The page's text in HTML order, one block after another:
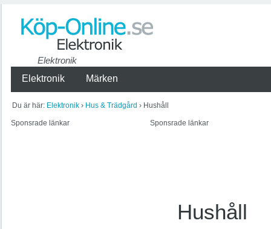
Elektronik
Elektronik
Märken
Du är här: Elektronik › Hus & Trädgård › Hushåll
Sponsrade länkar
Hushåll
Sponsrade länkar